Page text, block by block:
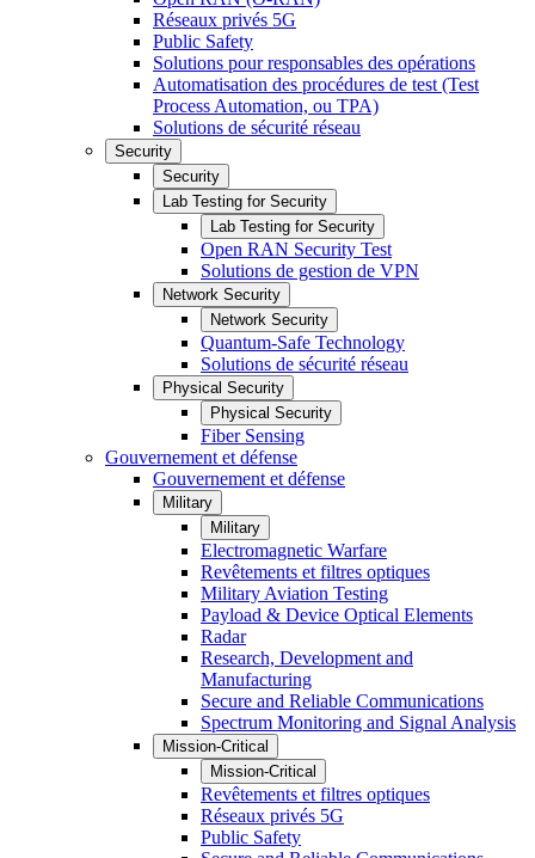
Réseaux privés 5G
Public Safety
Solutions pour responsables des opérations
Automatisation des procédures de test (Test
Process Automation, ou TPA)
Solutions de sécurité réseau
Security
Security
Lab Testing for Security
Lab Testing for Security
Open RAN Security Test
Solutions de gestion de VPN
Network Security
Network Security
Quantum-Safe Technology
Solutions de sécurité réseau
Physical Security
Physical Security
Fiber Sensing
Gouvernement et défense
Gouvernement et défense
Military
Military
Electromagnetic Warfare
Revêtements et filtres optiques
Military Aviation Testing
Payload & Device Optical Elements
Radar
Research, Development and
Manufacturing
Secure and Reliable Communications
Spectrum Monitoring and Signal Analysis
Mission-Critical
Mission-Critical
Revêtements et filtres optiques
Réseaux privés 5G
Public Safety